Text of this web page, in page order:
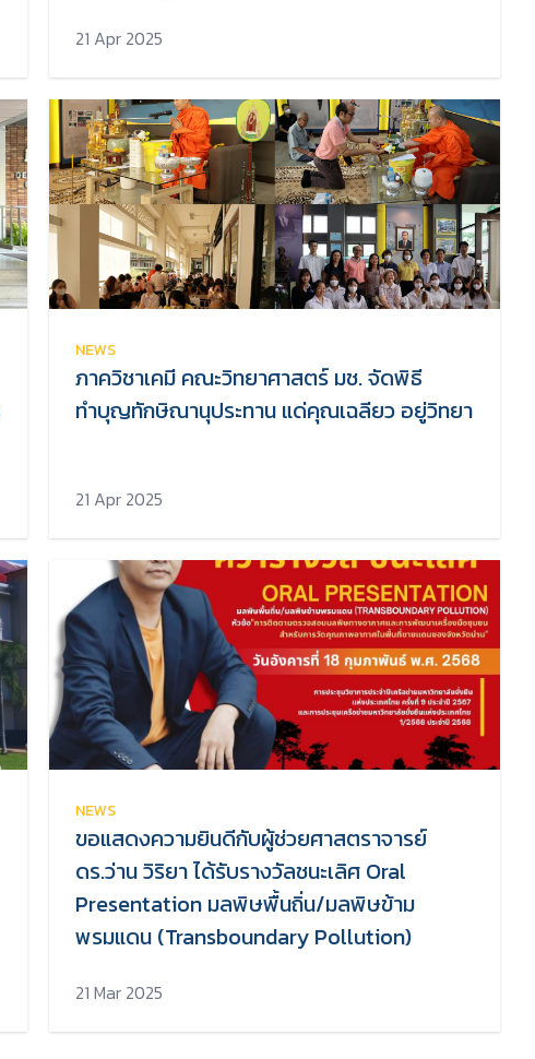
21 Apr 2025
NEWS
ภาควิชาเคมี คณะวิทยาศาสตร์ มช. จัดพิธี
ทำบุญทักษิณานุประทาน แด่คุณเฉลียว อยู่วิทยา
21 Apr 2025
NEWS
ขอแสดงความยินดีกับผู้ช่วยศาสตราจารย์
ดร.ว่าน วิริยา ได้รับรางวัลชนะเลิศ Oral
Presentation มลพิษพื้นถิ่น/มลพิษข้าม
พรมแดน (Transboundary Pollution)
21 Mar 2025